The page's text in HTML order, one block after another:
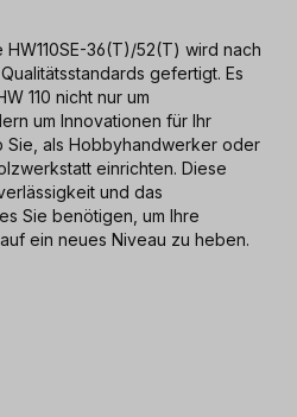
36(T)/52(T) wird nach
gefertigt. Es
110 nicht nur um
um Innovationen für Ihr
Sie, als Hobbyhandwerker oder
einrichten. Diese
und das
Sie benötigen, um Ihre
ein neues Niveau zu heben.